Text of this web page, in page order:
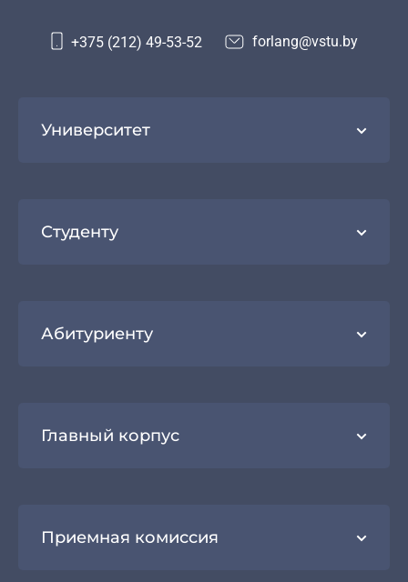
+375 (212) 49-53-52 forlang@vstu.by
Университет
Студенту
Абитуриенту
Главный корпус
Приемная комиссия